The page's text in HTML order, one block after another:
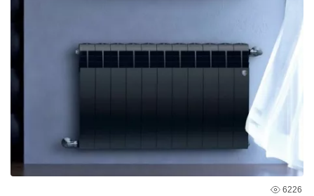
6226